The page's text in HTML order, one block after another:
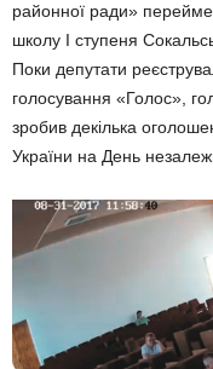
районної ради»
школу І ступеня
Поки депутати
голосування «Голос»,
зробив декілька
України на День